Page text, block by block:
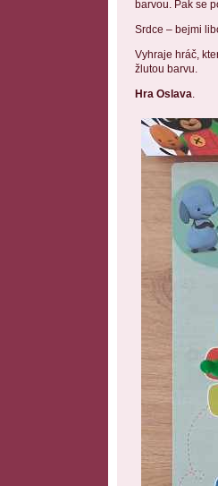
barvou. Pak se
Srdce – bejmi
Vyhraje hráč,
žlutou barvu.
Hra Oslava